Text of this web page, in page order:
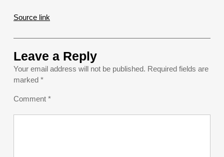
Source link
Leave a Reply
Your email address will not be published. Required fields are
marked *
Comment *